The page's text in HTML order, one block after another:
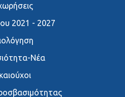
2021 - 2027
Νέα